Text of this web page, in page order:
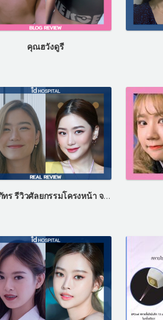
คุณฮวังดูรี
เอิร์นภัทร รีวิวศัลยกรรมโครงหน้า จมูก ที่โรงพยาบาลไอดี ประเทศเกาหลี